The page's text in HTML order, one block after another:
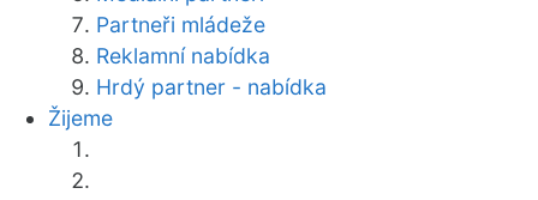
Partneři mládeže
Reklamní nabídka
Hrdý partner - nabídka
Žijeme